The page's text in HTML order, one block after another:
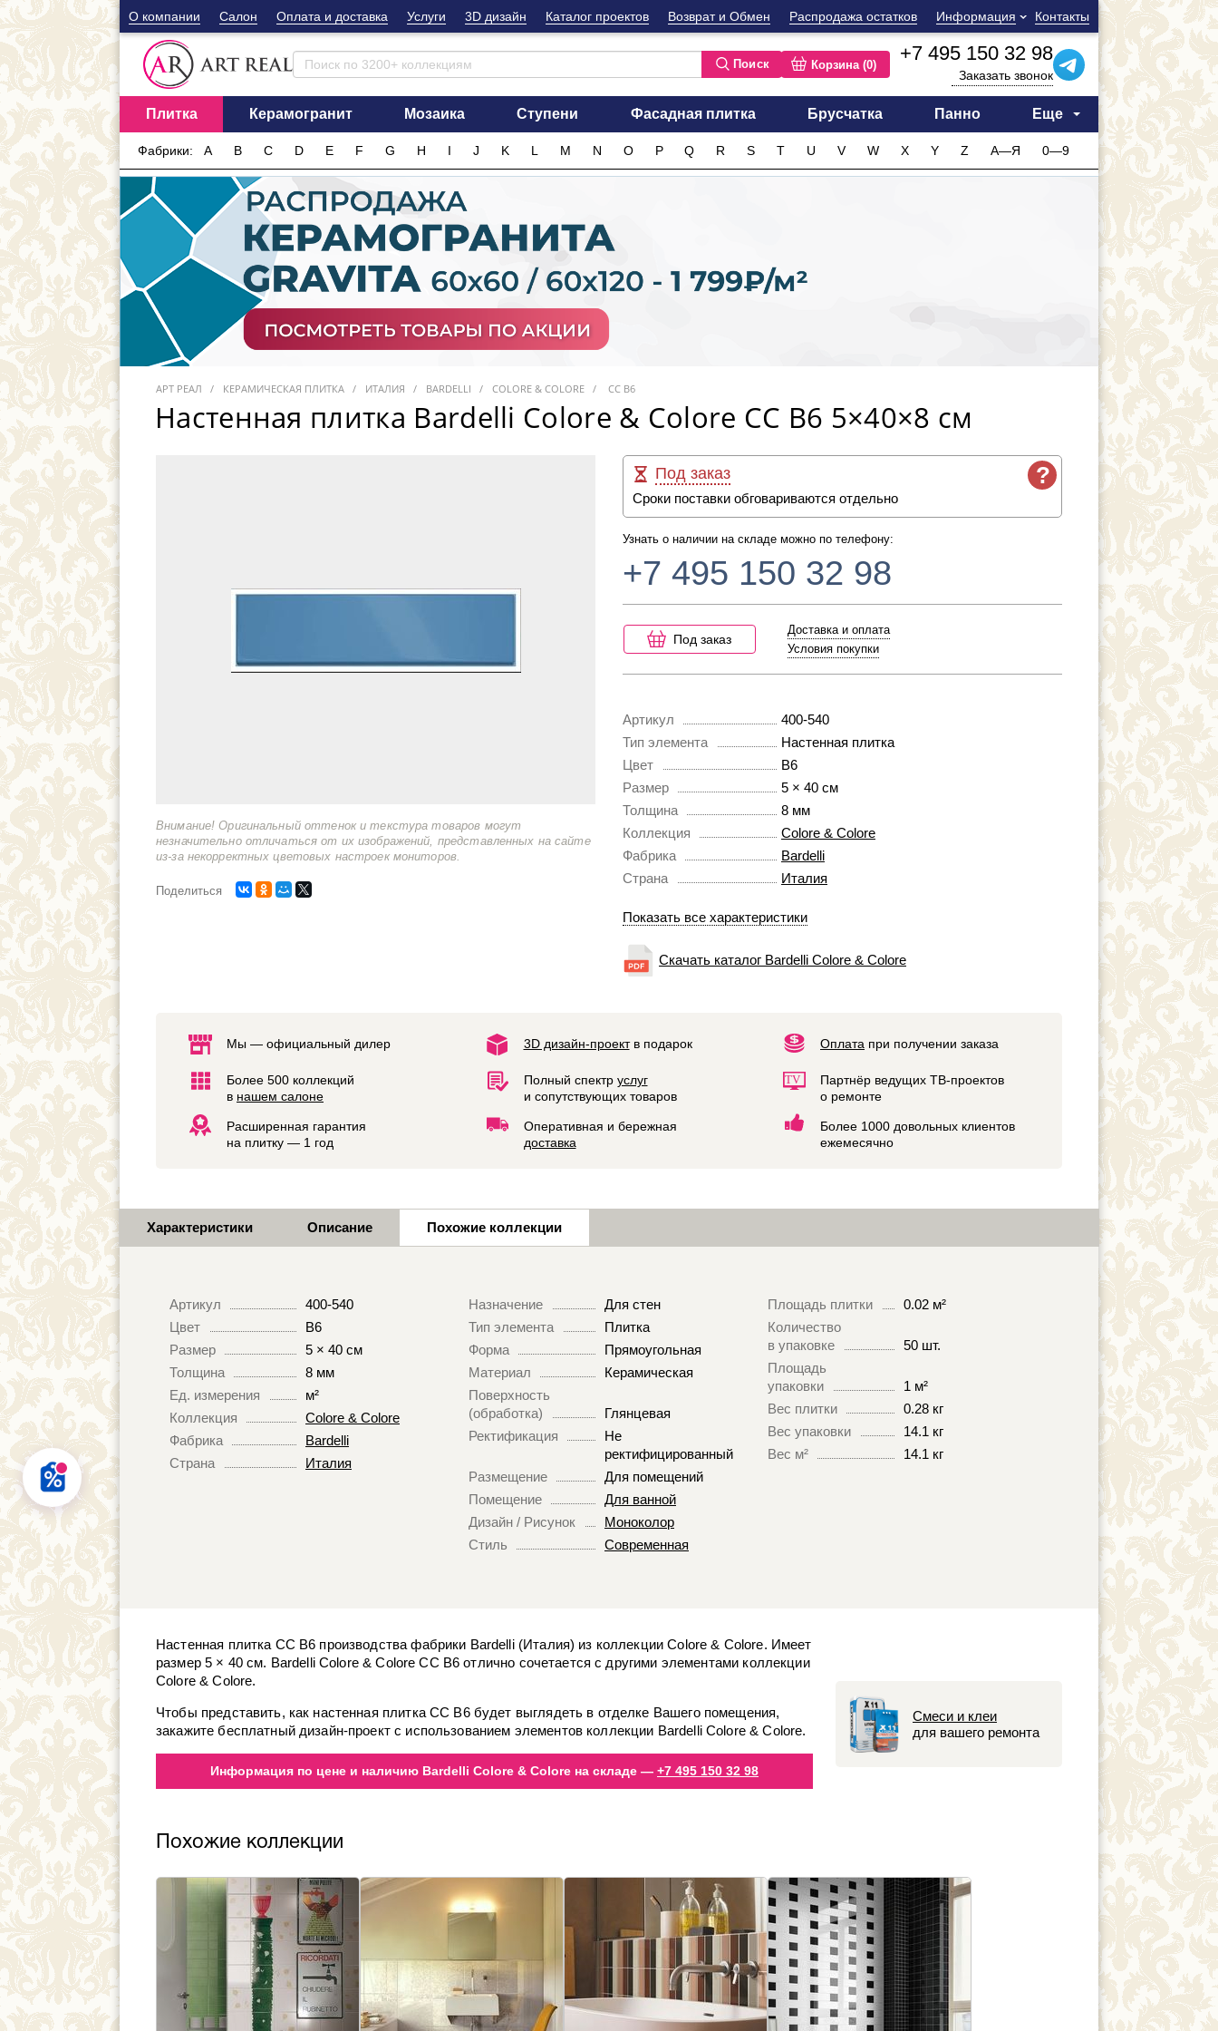
О компании Cалон Оплата и доставка Услуги 3D дизайн Каталог проектов Возврат и Обмен Распродажа остатков Информация Контакты
Поиск Корзина (0)
+7 495 150 32 98
Заказать звонок
Плитка Керамогранит Мозаика Ступени Фасадная плитка Брусчатка Панно Еще
Фабрики: A B C D E F G H I J K L M N O P Q R S T U V W X Y Z А—Я 0—9
АРТ РЕАЛ КЕРАМИЧЕСКАЯ ПЛИТКА ИТАЛИЯ BARDELLI COLORE & COLORE CC B6
Настенная плитка Bardelli Colore & Colore CC B6 5×40×8 см
Внимание! Оригинальный оттенок и текстура товаров могут
незначительно отличаться от их изображений, представленных на сайте
из-за некорректных цветовых настроек мониторов.
Поделиться
?
Под заказ
Сроки поставки обговариваются отдельно
Узнать о наличии на складе можно по телефону:
+7 495 150 32 98
Под заказ
Доставка и оплата
Условия покупки
Артикул
400-540
Тип элемента
Настенная плитка
Цвет
B6
Размер
5 × 40 см
Толщина
8 мм
Коллекция
Colore & Colore
Фабрика
Bardelli
Страна
Италия
Показать все характеристики
Скачать каталог Bardelli Colore & Colore
Мы — официальный дилер 3D дизайн-проектв подарок Оплата при получении заказа
Более 500 коллекций
в нашем салоне
Полный спектр услуг
и сопутствующих товаров
Партнёр ведущих ТВ-проектов
о ремонте
Расширенная гарантия
на плитку — 1 год
Оперативная и бережная
доставка
Более 1000 довольных клиентов
ежемесячно
Характеристики Описание Похожие коллекции
Артикул
400-540
Цвет
B6
Размер
5 × 40 см
Толщина
8 мм
Ед. измерения
м²
Коллекция
Colore & Colore
Фабрика
Bardelli
Страна
Италия
Назначение
Для стен
Тип элемента
Плитка
Форма
Прямоугольная
Материал
Керамическая
Поверхность
(обработка)
Глянцевая
Ректификация
Не
ректифицированный
Размещение
Для помещений
Помещение
Для ванной
Дизайн / Рисунок
Моноколор
Стиль
Современная
Площадь плитки
0.02 м²
Количество
в упаковке
50 шт.
Площадь
упаковки
1 м²
Вес плитки
0.28 кг
Вес упаковки
14.1 кг
Вес м²
14.1 кг
Смеси и клеи
для вашего ремонта
Настенная плитка CC B6 производства фабрики Bardelli (Италия) из коллекции Colore & Colore. Имеет
размер 5 × 40 см. Bardelli Colore & Colore CC B6 отлично сочетается с другими элементами коллекции
Colore & Colore.
Чтобы представить, как настенная плитка CC B6 будет выглядеть в отделке Вашего помещения,
закажите бесплатный дизайн-проект с использованием элементов коллекции Bardelli Colore & Colore.
Информация по цене и наличию Bardelli Colore & Colore на складе — +7 495 150 32 98
Похожие коллекции